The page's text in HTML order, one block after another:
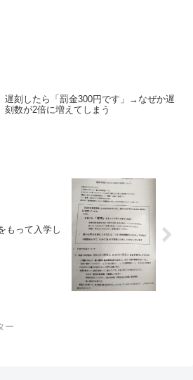
遅刻したら「罰金300円です」→なぜか遅
刻数が2倍に増えてしまう
もって入学し
ー